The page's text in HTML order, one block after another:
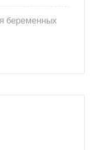
беременных